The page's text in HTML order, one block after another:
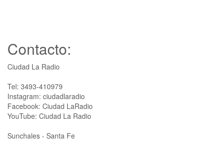
Contacto:
Ciudad La Radio
Tel: 3493-410979
Instagram: ciudadlaradio
Facebook: Ciudad LaRadio
YouTube: Ciudad La Radio
Sunchales - Santa Fe